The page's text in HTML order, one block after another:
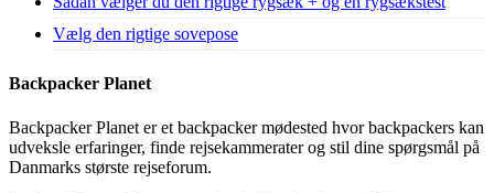
Vælg den rigtige sovepose
Backpacker Planet
Backpacker Planet er et backpacker mødested hvor backpackers kan
udveksle erfaringer, finde rejsekammerater og stil dine spørgsmål på
Danmarks største rejseforum.